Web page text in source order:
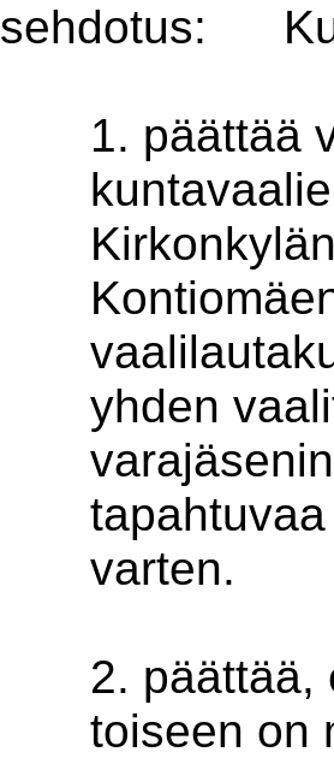
1. päättää
yhden
varten.
2. päättää,
toiseen on